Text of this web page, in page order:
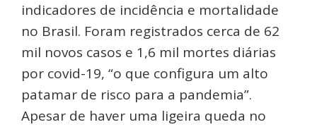
indicadores de incidência e mortalidade
no Brasil. Foram registrados cerca de 62
mil novos casos e 1,6 mil mortes diárias
por covid-19, “o que configura um alto
patamar de risco para a pandemia”.
Apesar de haver uma ligeira queda no